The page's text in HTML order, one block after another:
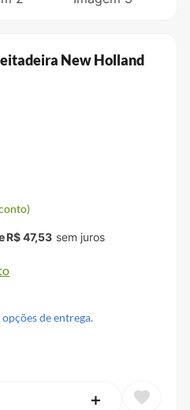
New Holland
R$47,53
de entrega.
＋